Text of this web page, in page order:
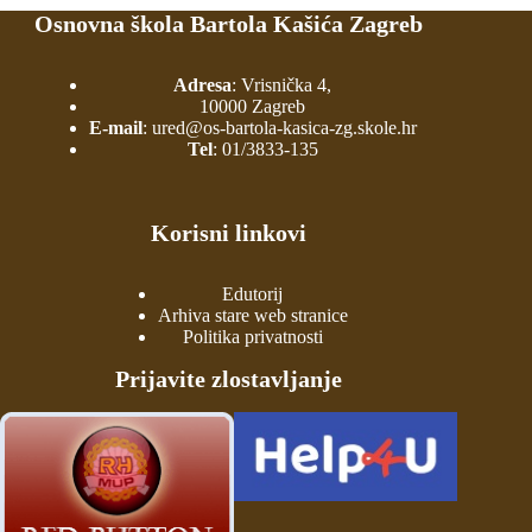
Osnovna škola Bartola Kašića Zagreb
Adresa: Vrisnička 4,
10000 Zagreb
E-mail: ured@os-bartola-kasica-zg.skole.hr
Tel: 01/3833-135
Korisni linkovi
Edutorij
Arhiva stare web stranice
Politika privatnosti
Prijavite zlostavljanje